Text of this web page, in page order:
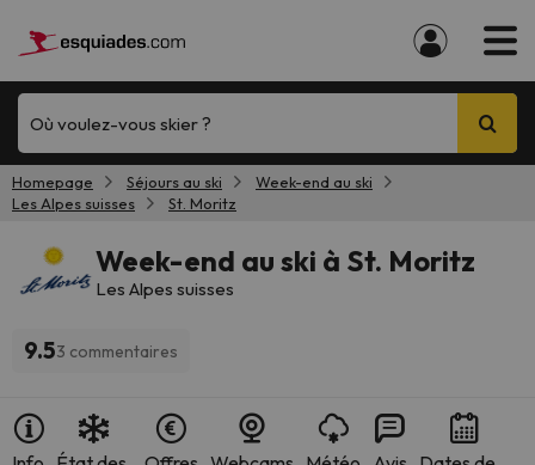
Où voulez-vous skier ?
Homepage Séjours au ski
Week-end au ski
Les Alpes suisses
St. Moritz
Week-end au ski à St. Moritz
Les Alpes suisses
9.53 commentaires